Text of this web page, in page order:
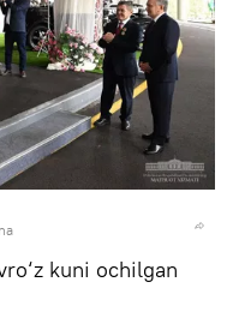
kuni ochilgan